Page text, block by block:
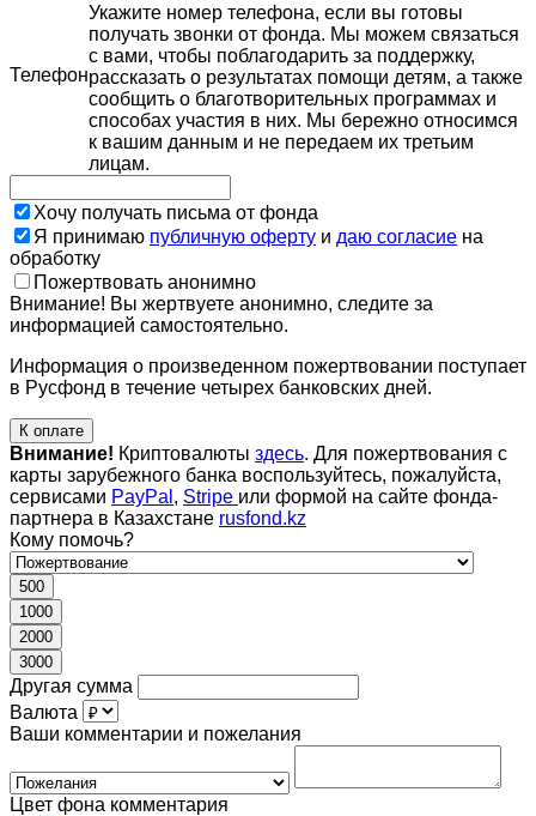
Телефон
Укажите номер телефона, если вы готовы
получать звонки от фонда. Мы можем связаться
с вами, чтобы поблагодарить за поддержку,
рассказать о результатах помощи детям, а также
сообщить о благотворительных программах и
способах участия в них. Мы бережно относимся
к вашим данным и не передаем их третьим
лицам.
Хочу получать письма от фонда
Я принимаю публичную оферту и даю согласие на
обработку
Пожертвовать анонимно
Внимание! Вы жертвуете анонимно, следите за
информацией самостоятельно.
Информация о произведенном пожертвовании поступает
в Русфонд в течение четырех банковских дней.
К оплате
Внимание! Криптовалюты здесь. Для пожертвования с
карты зарубежного банка воспользуйтесь, пожалуйста,
сервисами PayPal , Stripe или формой на сайте фонда-
партнера в Казахстане rusfond.kz
Кому помочь?
500
1000
2000
3000
Другая сумма
Валюта
Ваши комментарии и пожелания
Цвет фона комментария